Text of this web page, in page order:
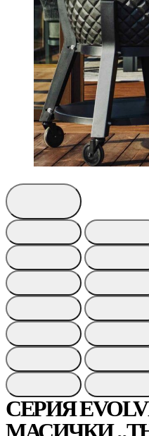
СЕРИЯ
МАСИЧКИ